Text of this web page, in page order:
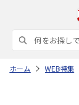
ホーム WEB特集